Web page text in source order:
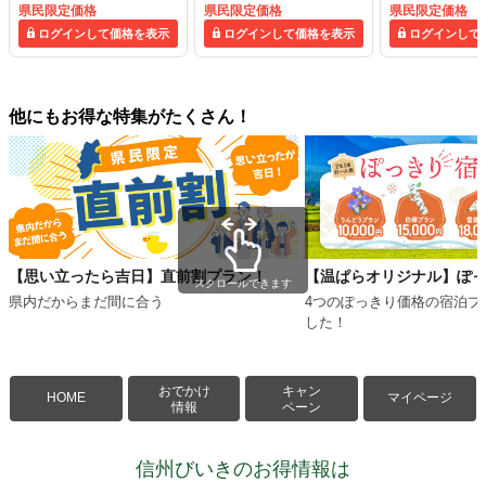
安曇野ホテル／ＡＭＢ
ＩＥＮＴ安曇野コテー
ジ）
県民限定価格
ログインして価格を表示
わんパラダイスコテー
ジ）
県民限定価格
ログインして価格を表示
県民限定価格
ログインして
他にもお得な特集がたくさん！
【思い立ったら吉日】直前割プラン！
県内だからまだ間に合う
【温ぱらオリジナル】ぽ
4つのぽっきり価格の宿泊
した！
スクロールできます
HOME
おでかけ
情報
キャン
ペーン
マイページ
信州びいきのお得情報は